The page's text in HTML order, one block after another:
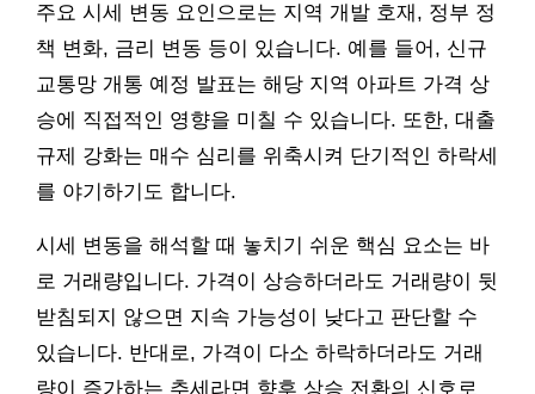
주요 시세 변동 요인으로는 지역 개발 호재, 정부 정
책 변화, 금리 변동 등이 있습니다. 예를 들어, 신규
교통망 개통 예정 발표는 해당 지역 아파트 가격 상
승에 직접적인 영향을 미칠 수 있습니다. 또한, 대출
규제 강화는 매수 심리를 위축시켜 단기적인 하락세
를 야기하기도 합니다.
시세 변동을 해석할 때 놓치기 쉬운 핵심 요소는 바
로 거래량입니다. 가격이 상승하더라도 거래량이 뒷
받침되지 않으면 지속 가능성이 낮다고 판단할 수
있습니다. 반대로, 가격이 다소 하락하더라도 거래
량이 증가하는 추세라면 향후 상승 전환의 신호로